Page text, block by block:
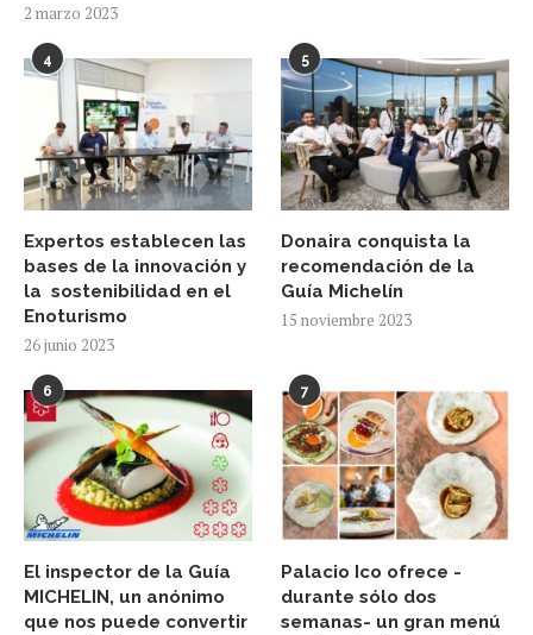
2 marzo 2023
4
Expertos establecen las
bases de la innovación y
la sostenibilidad en el
Enoturismo
26 junio 2023
5
Donaira conquista la
recomendación de la
Guía Michelín
15 noviembre 2023
6
El inspector de la Guía
MICHELIN, un anónimo
que nos puede convertir
7
Palacio Ico ofrece -
durante sólo dos
semanas- un gran menú